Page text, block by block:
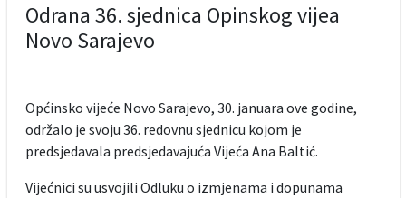
Odrana 36. sjednica Opinskog vijea
Novo Sarajevo
Općinsko vijeće Novo Sarajevo, 30. januara ove godine,
održalo je svoju 36. redovnu sjednicu kojom je
predsjedavala predsjedavajuća Vijeća Ana Baltić.
Vijećnici su usvojili Odluku o izmjenama i dopunama